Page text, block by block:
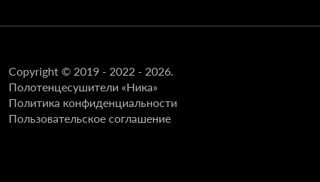
Copyright © 2019 - 2022 - 2026.
Полотенцесушители «Ника»
Политика конфиденциальности
Пользовательское соглашение